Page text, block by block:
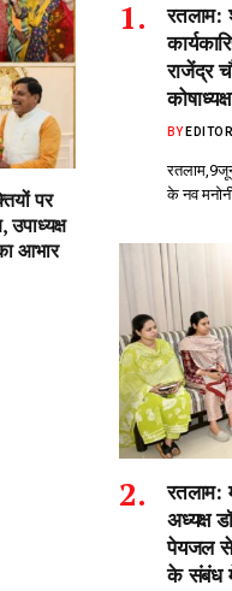
पर
आभार
रतलाम:
राजेंद्र
BY EDITOR
के नव
रतलाम:
अध्यक्ष
पेयजल से‌
के संबंध